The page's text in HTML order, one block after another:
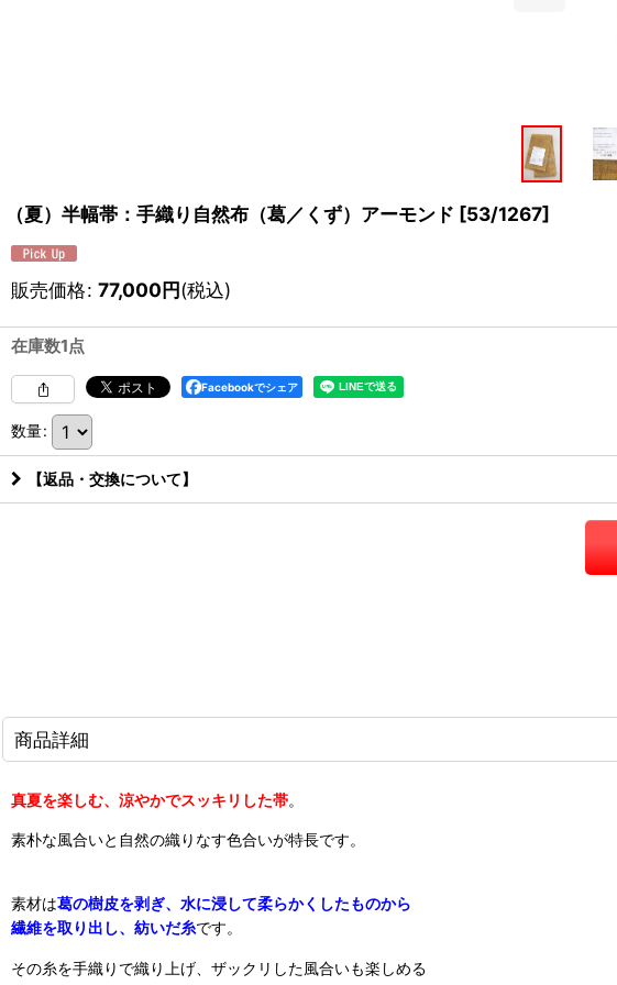
（夏）半幅帯：手織り自然布（葛／くず）アーモンド [53/1267]
販売価格: 77,000円(税込)
在庫数1点
Facebookでシェア
数量:
【返品・交換について】
商品詳細
真夏を楽しむ、涼やかでスッキリした帯。
素朴な風合いと自然の織りなす色合いが特長です。
素材は葛の樹皮を剥ぎ、水に浸して柔らかくしたものから
繊維を取り出し、紡いだ糸です。
その糸を手織りで織り上げ、ザックリした風合いも楽しめる